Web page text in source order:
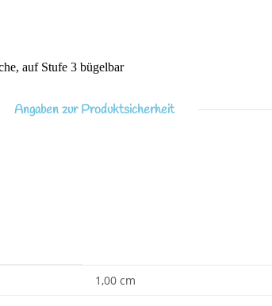
auf Stufe 3 bügelbar
Angaben zur Produktsicherheit
1,00 cm